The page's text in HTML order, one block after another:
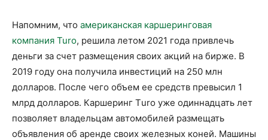
Напомним, что американская каршеринговая
компания Turo, решила летом 2021 года привлечь
деньги за счет размещения своих акций на бирже. В
2019 году она получила инвестиций на 250 млн
долларов. После чего объем ее средств превысил 1
млрд долларов. Каршеринг Тuro уже одиннадцать лет
позволяет владельцам автомобилей размещать
объявления об аренде своих железных коней. Машины